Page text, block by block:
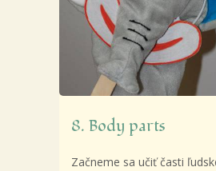
8. Body parts
Začneme sa učiť časti